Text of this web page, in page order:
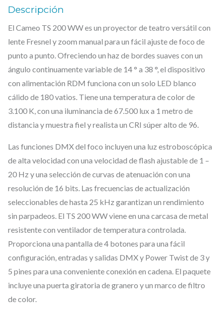
8
€
.
.
0
–
F
o
c
o
e
a
t
r
o
F
r
e
s
Descripción
El Cameo TS 200 WW es un proyector de teatro versátil con
lente Fresnel y zoom manual para un fácil ajuste de foco de
punto a punto. Ofreciendo un haz de bordes suaves con un
ángulo continuamente variable de 14 ° a 38 °, el dispositivo
con alimentación RDM funciona con un solo LED blanco
cálido de 180 vatios. Tiene una temperatura de color de
3.100 K, con una iluminancia de 67.500 lux a 1 metro de
distancia y muestra fiel y realista un CRI súper alto de 96.
Las funciones DMX del foco incluyen una luz estroboscópica
de alta velocidad con una velocidad de flash ajustable de 1 –
20 Hz y una selección de curvas de atenuación con una
resolución de 16 bits. Las frecuencias de actualización
seleccionables de hasta 25 kHz garantizan un rendimiento
sin parpadeos. El TS 200 WW viene en una carcasa de metal
resistente con ventilador de temperatura controlada.
Proporciona una pantalla de 4 botones para una fácil
configuración, entradas y salidas DMX y Power Twist de 3 y
5 pines para una conveniente conexión en cadena. El paquete
incluye una puerta giratoria de granero y un marco de filtro
de color.